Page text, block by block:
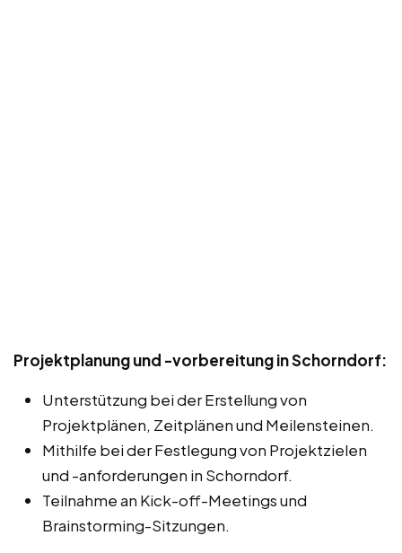
Projektplanung und -vorbereitung in Schorndorf:
Unterstützung bei der Erstellung von
Projektplänen, Zeitplänen und Meilensteinen.
Mithilfe bei der Festlegung von Projektzielen
und -anforderungen in Schorndorf.
Teilnahme an Kick-off-Meetings und
Brainstorming-Sitzungen.